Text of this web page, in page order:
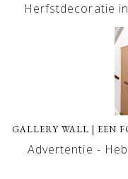
Herfstdecoratie
GALLERY WALL | EEN
Advertentie -